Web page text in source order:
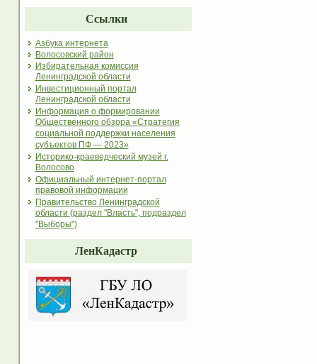
Ссылки
Азбука интернета
Волосовский район
Избирательная комиссия
Ленинградской области
Инвестиционный портал
Ленинградской области
Информация о формировании
Общественного обзора «Стратегия
социальной поддержки населения
субъектов ПФ — 2023»
Историко-краеведческий музей г.
Волосово
Официальный интернет-портал
правовой информации
Правительство Ленинградской
области (раздел "Власть", подраздел
"Выборы")
ЛенКадастр